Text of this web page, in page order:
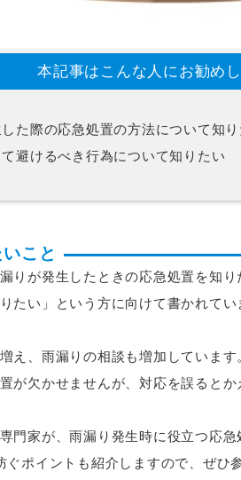
本記事はこんな人にお勧めし
た際の応急処置の方法について知り
避けるべき行為について知りたい
こと
りが発生したときの応急処置を知
たい」という方に向けて書かれてい
え、雨漏りの相談も増加していま
が欠かせませんが、対応を誤ると
門家が、雨漏り発生時に役立つ応
ぐポイントも紹介しますので、ぜひ